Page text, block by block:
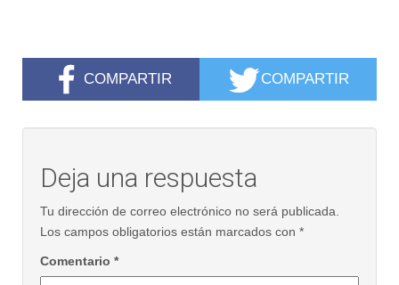
COMPARTIR COMPARTIR
Deja una respuesta
Tu dirección de correo electrónico no será publicada.
Los campos obligatorios están marcados con *
Comentario *